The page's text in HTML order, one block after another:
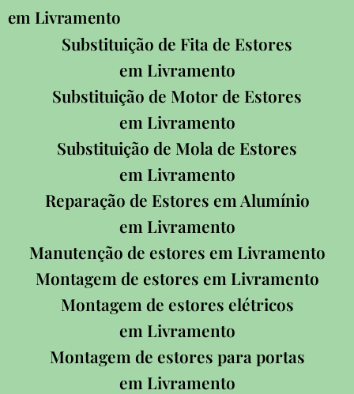
em Livramento
Substituição de Fita de Estores
em Livramento
Substituição de Motor de Estores
em Livramento
Substituição de Mola de Estores
em Livramento
Reparação de Estores em Alumínio
em Livramento
Manutenção de estores em Livramento
Montagem de estores em Livramento
Montagem de estores elétricos
em Livramento
Montagem de estores para portas
em Livramento